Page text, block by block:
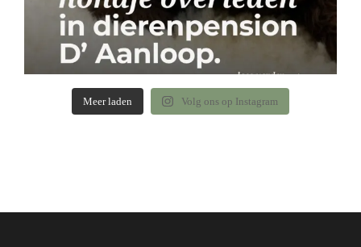
Meer laden Volg ons op Instagram